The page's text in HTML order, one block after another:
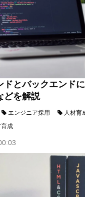
ドとバックエンド
どを解説
エンジニア採用 人材育
成